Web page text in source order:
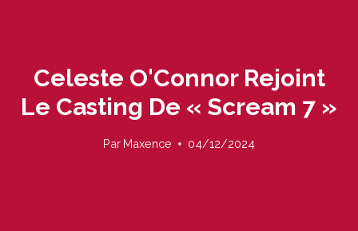
Celeste O'Connor Rejoint
Le Casting De « Scream 7 »
Par Maxence 04/12/2024